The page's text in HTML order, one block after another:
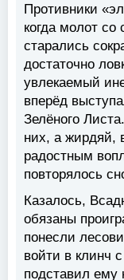
Противники
когда молот со
старались
достаточно
увлекаемый
вперёд
Зелёного
них, а жирдяй,
радостным
повторялось
Казалось,
обязаны
понесли
войти в клинч
подставил ему